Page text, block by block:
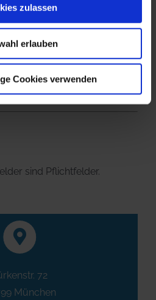
zulassen
erlauben
Cookies verwenden
Formulars erklären Sie
und Verarbeitung Ihrer
einverstanden. Hiermit
Datenschutzerklärung
unserenAGBzu
sind Pflichtfelder.
72
München